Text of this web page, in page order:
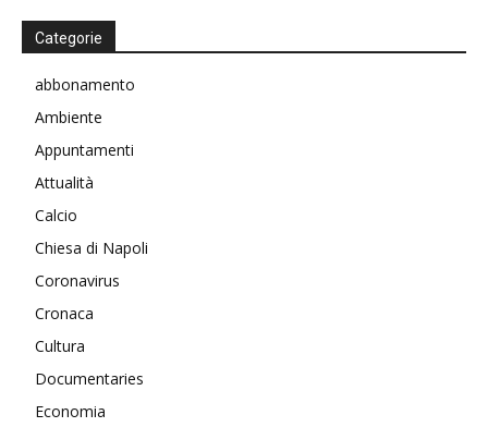
Categorie
abbonamento
Ambiente
Appuntamenti
Attualità
Calcio
Chiesa di Napoli
Coronavirus
Cronaca
Cultura
Documentaries
Economia